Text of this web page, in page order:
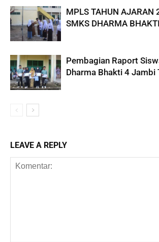
MPLS TAHUN
SMKS DHARMA
Pembagian Raport
Dharma Bhakti 4 Jambi
LEAVE A REPLY